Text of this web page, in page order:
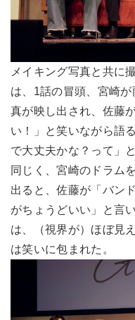
メイキング写真と共に
は、1話の冒頭、宮崎
真が映し出され、佐藤
い！」と笑いながら語
で大丈夫かな？って」
同じく、宮崎のドラム
出ると、佐藤が「バン
がちょうどいい」と言
は、（視界が）ほぼ見
は笑いに包まれた。